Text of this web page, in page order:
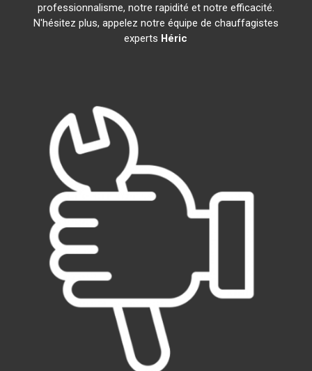
professionnalisme, notre rapidité et notre efficacité.
N'hésitez plus, appelez notre équipe de chauffagistes
experts Héric